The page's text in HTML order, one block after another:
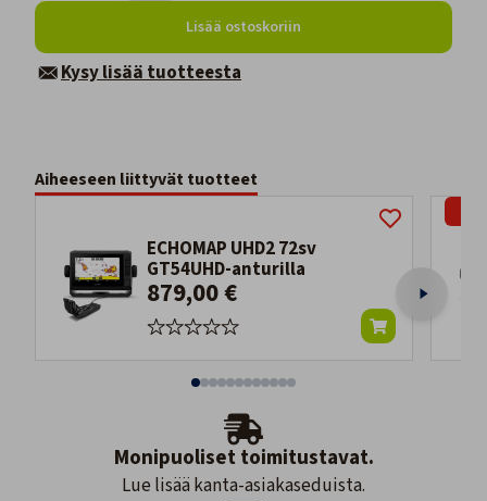
Lisää ostoskoriin
Kysy lisää tuotteesta
Aiheeseen liittyvät tuotteet
ECHOMAP UHD2 72sv
GT54UHD-anturilla
879,00 €
Monipuoliset toimitustavat.
Lue lisää kanta-asiakaseduista.